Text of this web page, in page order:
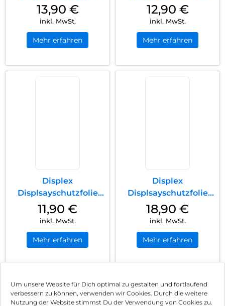
Um unsere Website für Dich optimal zu gestalten und fortlaufend
verbessern zu können, verwenden wir Cookies. Durch die weitere
Nutzung der Website stimmst Du der Verwendung von Cookies zu.
(9H) iPhone 12/12 Pro
Transparent
13,90 €
inkl. MwSt.
Mehr erfahren
(9H) iPhone 13
Pro/14/13 Transparent
12,90 €
inkl. MwSt.
Mehr erfahren
Displex
Displsayschutzfolie
(9H) Galaxy S24
Transparent
11,90 €
inkl. MwSt.
Mehr erfahren
Displex
Displsayschutzfolie
(9H) Galaxy S24+
Transparent
18,90 €
inkl. MwSt.
Mehr erfahren
1 2 3 4 Nächste